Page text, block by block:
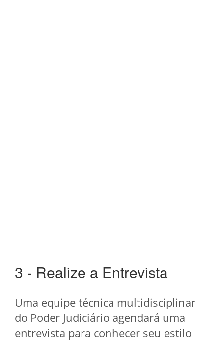
3 - Realize a Entrevista
Uma equipe técnica multidisciplinar
do Poder Judiciário agendará uma
entrevista para conhecer seu estilo